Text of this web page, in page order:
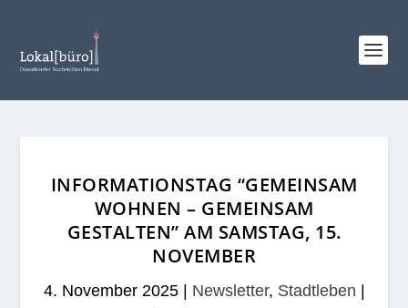
INFORMATIONSTAG “GEMEINSAM
WOHNEN – GEMEINSAM
GESTALTEN” AM SAMSTAG, 15.
NOVEMBER
4. November 2025| Newsletter, Stadtleben